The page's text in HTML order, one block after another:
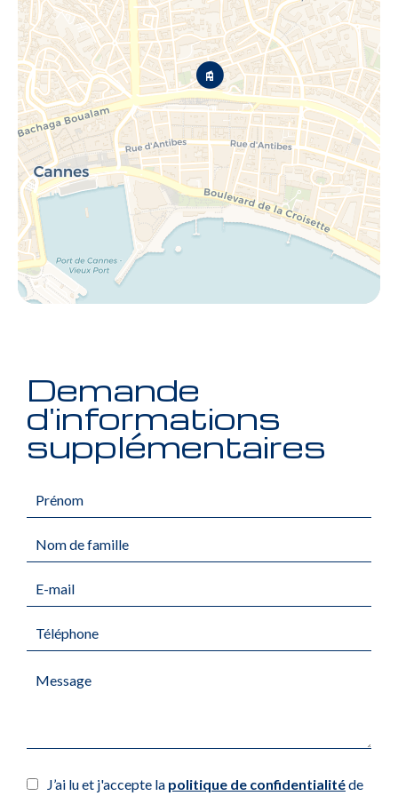
Demande
d'informations
supplémentaires
J’ai lu et j'accepte la politique de confidentialitéde